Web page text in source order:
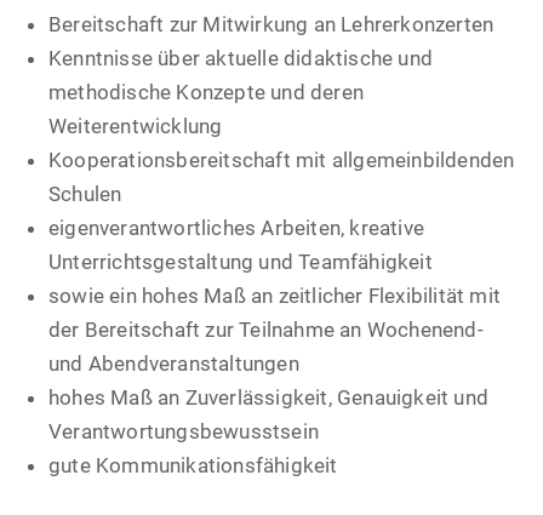
Bereitschaft zur Mitwirkung an Lehrerkonzerten
Kenntnisse über aktuelle didaktische und
methodische Konzepte und deren
Weiterentwicklung
Kooperationsbereitschaft mit allgemeinbildenden
Schulen
eigenverantwortliches Arbeiten, kreative
Unterrichtsgestaltung und Teamfähigkeit
sowie ein hohes Maß an zeitlicher Flexibilität mit
der Bereitschaft zur Teilnahme an Wochenend-
und Abendveranstaltungen
hohes Maß an Zuverlässigkeit, Genauigkeit und
Verantwortungsbewusstsein
gute Kommunikationsfähigkeit